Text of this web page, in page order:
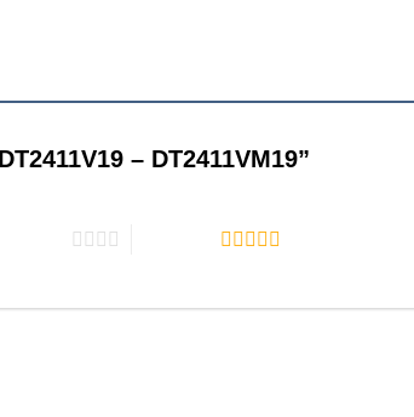
– DT2411VM19”